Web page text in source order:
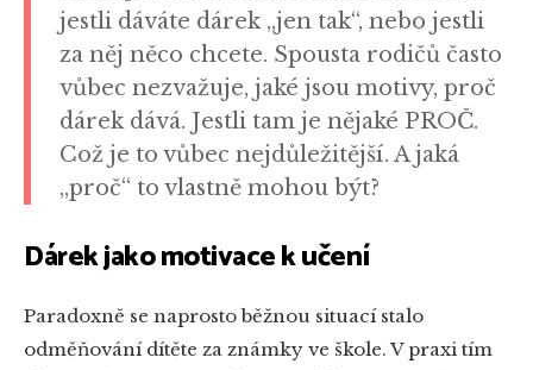
jestli dáváte dárek „jen tak“, nebo jestli
za něj něco chcete. Spousta rodičů často
vůbec nezvažuje, jaké jsou motivy, proč
dárek dává. Jestli tam je nějaké PROČ.
Což je to vůbec nejdůležitější. A jaká
„proč“ to vlastně mohou být?
Dárek jako motivace k učení
Paradoxně se naprosto běžnou situací stalo
odměňování dítěte za známky ve škole. V praxi tím